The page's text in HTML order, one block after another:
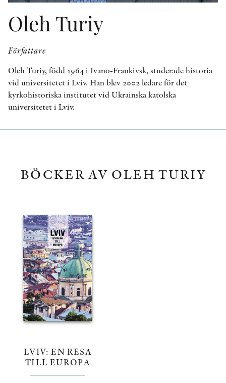
Oleh Turiy
Författare
Oleh Turiy, född 1964 i Ivano-Frankivsk, studerade historia
vid universitetet i Lviv. Han blev 2002 ledare för det
kyrkohistoriska institutet vid Ukrainska katolska
universitetet i Lviv.
BÖCKER AV OLEH TURIY
LVIV: EN RESA
TILL EUROPA